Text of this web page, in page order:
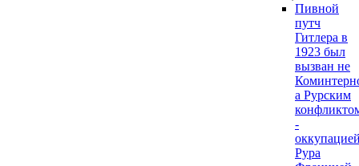
Пивной
путч
Гитлера в
1923 был
вызван не
а Рурским
-
Рура